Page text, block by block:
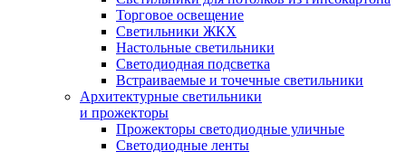
Торговое освещение
Светильники ЖКХ
Настольные светильники
Светодиодная подсветка
Встраиваемые и точечные светильники
Архитектурные светильники
и прожекторы
Прожекторы светодиодные уличные
Светодиодные ленты